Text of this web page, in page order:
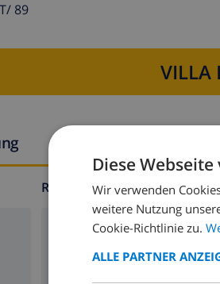
89
VILLA
RUND UMS HAUS
Parkplatz
Terrasse
Diese
Wir verwenden
weitere Nutzung
Cookie-Richtlinie zu.
ALLE PARTNER